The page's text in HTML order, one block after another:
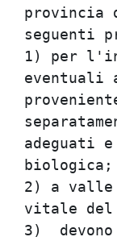
1) per
2) a
3)